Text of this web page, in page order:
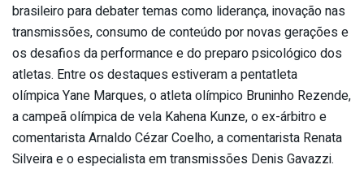
brasileiro para debater temas como liderança, inovação nas
transmissões, consumo de conteúdo por novas gerações e
os desafios da performance e do preparo psicológico dos
atletas. Entre os destaques estiveram a pentatleta
olímpica Yane Marques, o atleta olímpico Bruninho Rezende,
a campeã olímpica de vela Kahena Kunze, o ex-árbitro e
comentarista Arnaldo Cézar Coelho, a comentarista Renata
Silveira e o especialista em transmissões Denis Gavazzi.